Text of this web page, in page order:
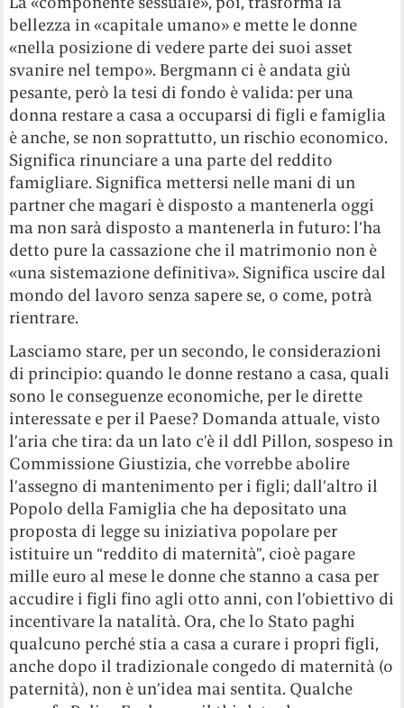
bellezza in «capitale umano» e mette le donne
«nella posizione di vedere parte dei suoi asset
svanire nel tempo». Bergmann ci è andata giù
pesante, però la tesi di fondo è valida: per una
donna restare a casa a occuparsi di figli e famiglia
è anche, se non soprattutto, un rischio economico.
Significa rinunciare a una parte del reddito
famigliare. Significa mettersi nelle mani di un
partner che magari è disposto a mantenerla oggi
ma non sarà disposto a mantenerla in futuro: l’ha
detto pure la cassazione che il matrimonio non è
«una sistemazione definitiva». Significa uscire dal
mondo del lavoro senza sapere se, o come, potrà
rientrare.
Lasciamo stare, per un secondo, le considerazioni
di principio: quando le donne restano a casa, quali
sono le conseguenze economiche, per le dirette
interessate e per il Paese? Domanda attuale, visto
l’aria che tira: da un lato c’è il ddl Pillon, sospeso in
Commissione Giustizia, che vorrebbe abolire
l’assegno di mantenimento per i figli; dall’altro il
Popolo della Famiglia che ha depositato una
proposta di legge su iniziativa popolare per
istituire un “reddito di maternità”, cioè pagare
mille euro al mese le donne che stanno a casa per
accudire i figli fino agli otto anni, con l’obiettivo di
incentivare la natalità. Ora, che lo Stato paghi
qualcuno perché stia a casa a curare i propri figli,
anche dopo il tradizionale congedo di maternità (o
paternità), non è un’idea mai sentita. Qualche